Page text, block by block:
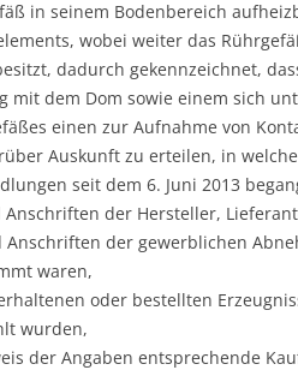
in seinem Bodenbereich
wobei weiter das
dadurch gekennzeichnet,
mit dem Dom sowie einem sich
einen zur Aufnahme von
Auskunft zu erteilen, in
seit dem 6. Juni 2013
der Hersteller,
Anschriften der gewerblichen
waren,
oder bestellten
wurden,
der Angaben entsprechende